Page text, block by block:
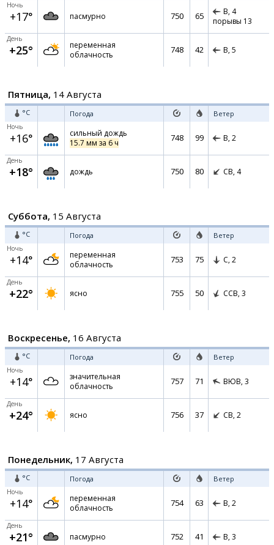
Ночь
+17° пасмурно 750 65 В, 4
порывы 13
День
+25°
переменная
облачность
748 42 В, 5
Пятница, 14 Августа
°C Погода Ветер
Ночь
+16°
сильный дождь
15.7 мм за 6 ч
748 99 В, 2
День
+18° дождь 750 80 СВ, 4
Суббота, 15 Августа
°C Погода Ветер
Ночь
+14°
переменная
облачность
753 75 С, 2
День
+22° ясно 755 50 ССВ, 3
Воскресенье, 16 Августа
°C Погода Ветер
Ночь
+14°
значительная
облачность
757 71 ВЮВ, 3
День
+24° ясно 756 37 СВ, 2
Понедельник, 17 Августа
°C Погода Ветер
Ночь
+14°
переменная
облачность
754 63 В, 2
День
+21° пасмурно 752 41 В, 3